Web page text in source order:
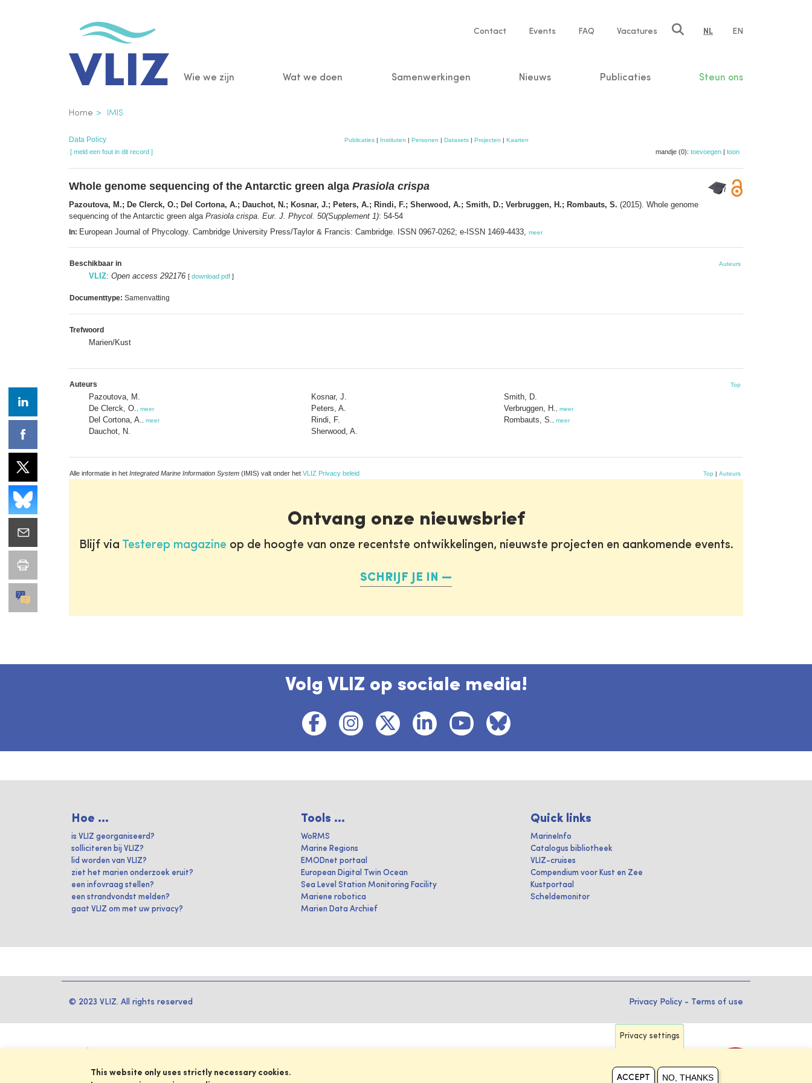
Service
Contact Events FAQ Vacatures NL EN
Main
Wie we zijn Wat we doen Samenwerkingen Nieuws Publicaties Steun ons
Kruimelpad
Home IMIS
Data Policy Publicaties| Instituten | Personen | Datasets| Projecten | Kaarten
[ meld een fout in dit record ] mandje (0): toevoegen | toon
Whole genome sequencing of the Antarctic green alga Prasiola crispa
Pazoutova, M.; De Clerck, O.; Del Cortona, A.; Dauchot, N.; Kosnar, J.; Peters, A.; Rindi, F.; Sherwood, A.; Smith, D.; Verbruggen, H.; Rombauts, S. (2015). Whole genome
sequencing of the Antarctic green alga Prasiola crispa Eur. J. Phycol. 50(Supplement 1): 54-54
In: European Journal of Phycology. Cambridge University Press/Taylor & Francis: Cambridge. ISSN 0967-0262; e-ISSN 1469-4433, meer
Beschikbaar in Auteurs
VLIZ: Open access 292176 [ download pdf ]
Documenttype: Samenvatting
Trefwoord
Marien/Kust
Auteurs Top
Pazoutova, M.
De Clerck, O.
meer
Del Cortona, A. meer
Dauchot, N.
Kosnar, J.
Peters, A.
Rindi, F.
Sherwood, A.
Smith, D.
Verbruggen, H.
meer
Rombauts, S. meer
Alle informatie in het Integrated Marine Information System (IMIS) valt onder het VLIZ Privacy beleid Top | Auteurs
Ontvang onze nieuwsbrief
Blijf via Testerep magazine op de hoogte van onze recentste ontwikkelingen, nieuwste projecten en aankomende events.
SCHRIJF JE IN
Volg VLIZ op sociale media!
Hoe ...
is VLIZ georganiseerd?
solliciteren bij VLIZ?
lid worden van VLIZ?
ziet het marien onderzoek eruit?
een infovraag stellen?
een strandvondst melden?
gaat VLIZ om met uw privacy?
Tools ...
WoRMS
Marine Regions
EMODnet portaal
European Digital Twin Ocean
Sea Level Station Monitoring Facility
Mariene robotica
Marien Data Archief
Quick links
MarineInfo
Catalogus bibliotheek
VLIZ-cruises
Compendium voor Kust en Zee
Kustportaal
Scheldemonitor
© 2023 VLIZ. All rights reserved Privacy Policy - Terms of use
Privacy settings
This website only uses strictly necessary cookies.
ACCEPT NO, THANKS